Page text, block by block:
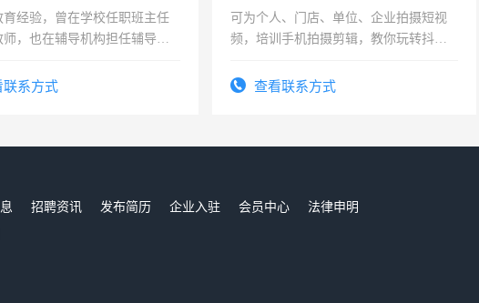
育经验，曾在学校任职班主任
师，也在辅导机构担任辅导教
联系方式
可为个人、门店、单位、企业拍摄短视
频，培训手机拍摄剪辑，教你玩转抖音
频，培训手机拍摄剪辑，教你玩转抖
查看联系方式
招聘资讯 发布简历 企业入驻 会员中心
法律申明